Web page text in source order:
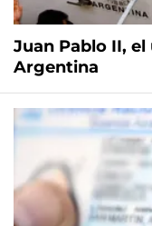
Juan Pablo II,
Argentina